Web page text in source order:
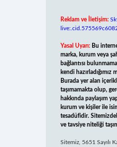
Reklam ve İletişim:
Yasal Uyarı: Bu
marka, kurum veya
bağlantısı
kendi hazırladığımız
Burada yer alan
taşımamakta olup,
hakkında paylaşım
kurum ve kişiler ile
tesadüfidir.
ve tavsiye niteliği
Sitemiz, 5651 Sayılı